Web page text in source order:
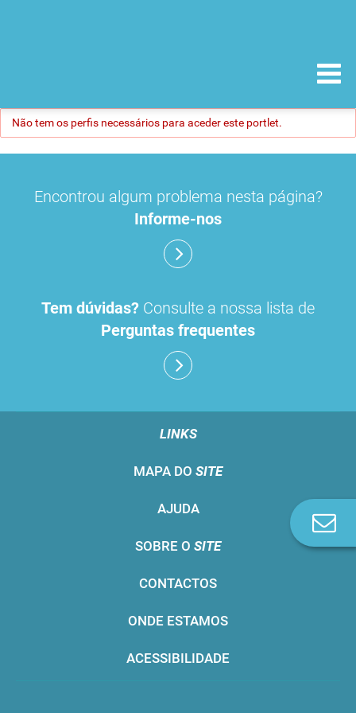
Não tem os perfis necessários para aceder este portlet.
Encontrou algum problema nesta página?
Informe-nos
Tem dúvidas? Consulte a nossa lista de
Perguntas frequentes
LINKS
MAPA DO SITE
AJUDA
SOBRE O SITE
CONTACTOS
ONDE ESTAMOS
ACESSIBILIDADE